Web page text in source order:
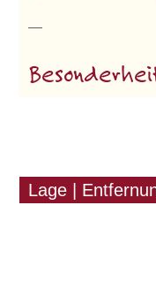
—
Lage |